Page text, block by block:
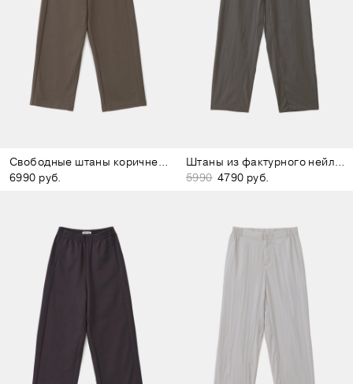
Свободные штаны коричневые
6990 руб.
Штаны из фактурного нейлона коричневые
5990 4790 руб.